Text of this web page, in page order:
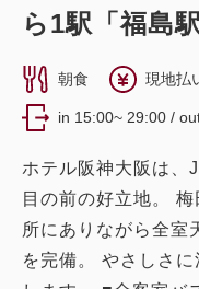
シングルサイズ×2
残り 3 室
ら1駅「福島
朝食 現地払
in 15:00~ 29:00 /
ホテル阪神大阪は、
目の前の好立地。
所にありながら全室
を完備。 やさしさ